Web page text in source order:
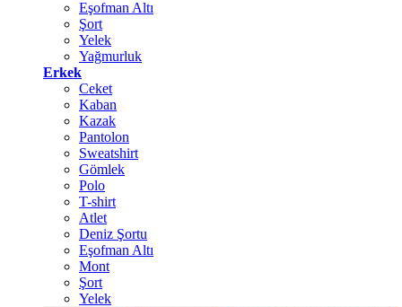
Eşofman Altı
Şort
Yelek
Yağmurluk
Erkek
Ceket
Kaban
Kazak
Pantolon
Sweatshirt
Gömlek
Polo
T-shirt
Atlet
Deniz Şortu
Eşofman Altı
Mont
Şort
Yelek